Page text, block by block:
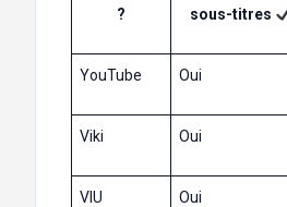
?
sous-titres
YouTube Oui
Viki Oui
VIU Oui